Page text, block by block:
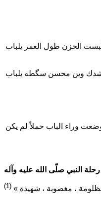
الحزن طول العمر يلباب
وين محسن سگطه يلباب
وراء الباب حملاً لم يكن
، مغصوبة ، شهيدة » (1)